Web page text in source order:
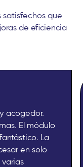
satisfechos que
de eficiencia
acogedor.
El módulo
La
en solo